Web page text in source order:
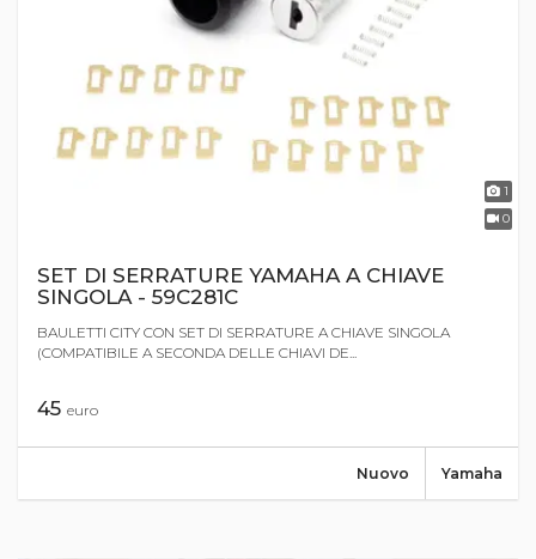
1
0
SET DI SERRATURE YAMAHA A CHIAVE
SINGOLA - 59C281C
BAULETTI CITY CON SET DI SERRATURE A CHIAVE SINGOLA
(COMPATIBILE A SECONDA DELLE CHIAVI DE...
45 euro
Yamaha
Nuovo